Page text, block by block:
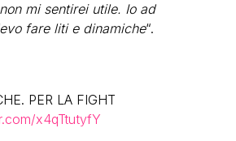
mi sentirei utile. Io ad
fare liti e dinamiche“.
PER LA FIGHT
x4qTtutyfY